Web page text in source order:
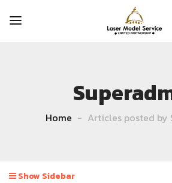
Home Articles posted by
Show Sidebar